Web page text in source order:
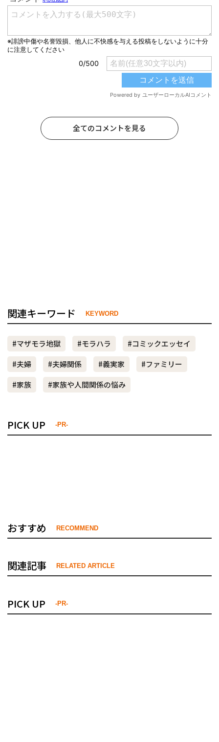
全てのコメントを見る
関連キーワード KEYWORD
#マザモラ地獄 #モラハラ
#コミックエッセイ
#夫婦
#夫婦関係 #義実家
#ファミリー
#家族
#家族や人間関係の悩み
PICK UP -PR-
おすすめ RECOMMEND
関連記事 RELATED ARTICLE
PICK UP -PR-